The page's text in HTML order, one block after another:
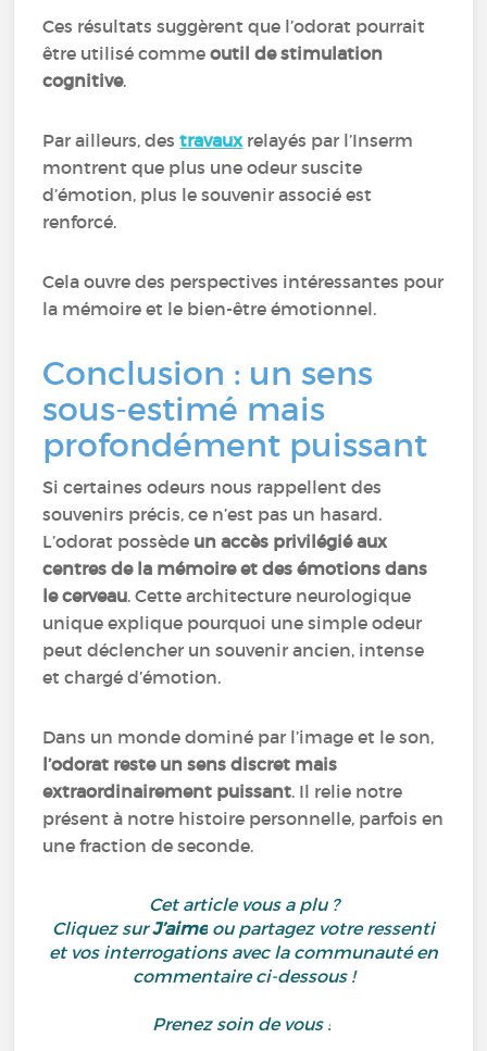
Ces résultats suggèrent que l’odorat pourrait
être utilisé commeoutil de stimulation
cognitive.
Par ailleurs, destravauxrelayés par l’Inserm
montrent que plus une odeur suscite
d’émotion, plus le souvenir associé est
renforcé.
Cela ouvre des perspectives intéressantes pour
la mémoire et le bien-être émotionnel.
Conclusion : un sens
sous-estimé mais
profondément puissant
Si certaines odeurs nous rappellent des
souvenirs précis, ce n’est pas un hasard.
L’odorat possède un accès privilégié aux
centres de la mémoire et des émotions dans
le cerveau. Cette architecture neurologique
unique explique pourquoi une simple odeur
peut déclencher un souvenir ancien, intense
et chargé d’émotion.
Dans un monde dominé par l’image et le son,
l’odorat reste un sens discret mais
extraordinairement puissant. Il relie notre
présent à notre histoire personnelle, parfois en
une fraction de seconde.
Cet article vous a plu ?
Cliquez surJ’aime ou partagez votre ressenti
et vos interrogations avec la communauté en
commentaire ci-dessous !
Prenez soin de vous !